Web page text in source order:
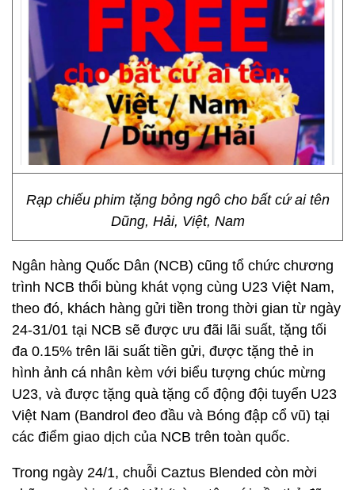
Rạp chiếu phim tặng bỏng ngô cho bất cứ ai tên
Dũng, Hải, Việt, Nam
Ngân hàng Quốc Dân (NCB) cũng tổ chức chương
trình NCB thổi bùng khát vọng cùng U23 Việt Nam,
theo đó, khách hàng gửi tiền trong thời gian từ ngày
24-31/01 tại NCB sẽ được ưu đãi lãi suất, tặng tối
đa 0.15% trên lãi suất tiền gửi, được tặng thẻ in
hình ảnh cá nhân kèm với biểu tượng chúc mừng
U23, và được tặng quà tặng cổ động đội tuyển U23
Việt Nam (Bandrol đeo đầu và Bóng đập cổ vũ) tại
các điểm giao dịch của NCB trên toàn quốc.
Trong ngày 24/1, chuỗi Caztus Blended còn mời